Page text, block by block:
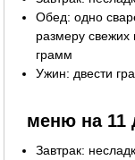
Обед: одно
размеру
грамм
Ужин: двести
меню на 11
Завтрак: